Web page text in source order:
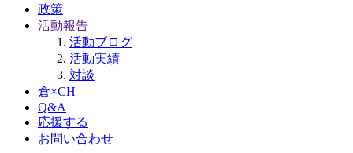
政策
活動報告
活動ブログ
活動実績
対談
倉×CH
Q&A
応援する
お問い合わせ